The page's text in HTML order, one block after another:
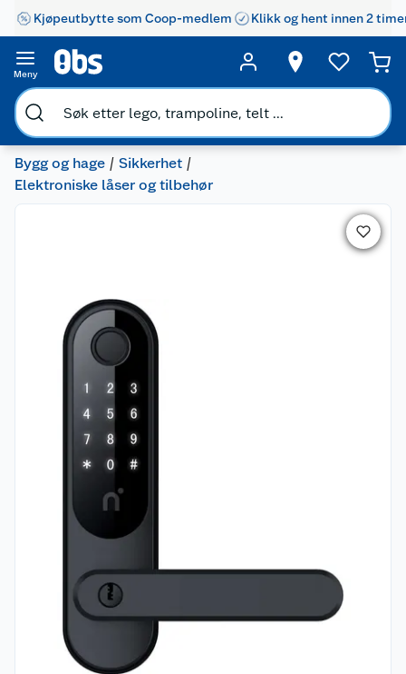
Kjøpeutbytte som Coop-medlem Klikk og hent innen 2
Meny
Bygg og hage
Sikkerhet
Elektroniske låser og tilbehør